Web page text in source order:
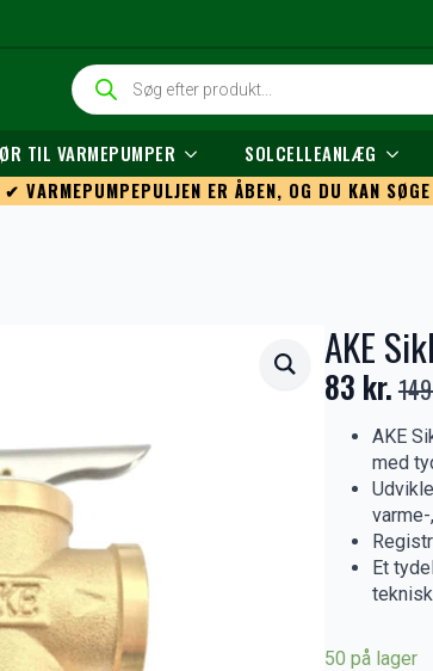
Products
search
TIL VARMEPUMPER SOLCELLEANLÆG
✔ VARMEPUMPEPULJEN ER ÅBEN, OG DU KAN
AKE
Den
pris
149 kr..
83 kr.
Den
aktuelle
pris
83 kr..
AKE
med
Et
50 på lager